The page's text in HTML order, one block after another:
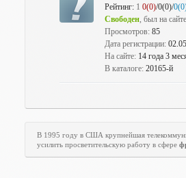
Рейтинг: 1 0(0)/0(0)/
Свободен, был на
Просмотров: 85
Дата регистрации:
На сайте: 14 года 3
В каталоге: 20165-й
В 1995 году в США крупнейшая
усилить просветительскую работу в сфере